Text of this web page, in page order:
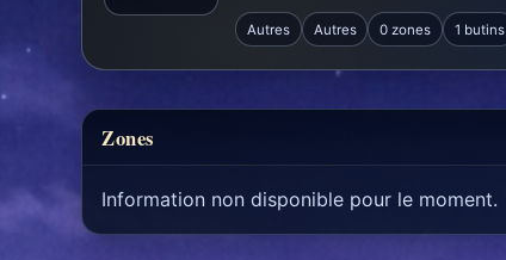
Autres Autres 0 zones 1 butins
Zones
Information non disponible pour le moment.